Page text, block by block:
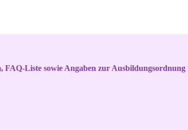
Liste sowie Angaben zur